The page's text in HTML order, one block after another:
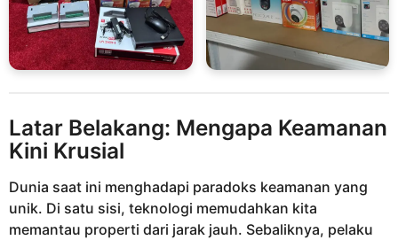
Latar Belakang: Mengapa Keamanan
Kini Krusial
Dunia saat ini menghadapi paradoks keamanan yang
unik. Di satu sisi, teknologi memudahkan kita
memantau properti dari jarak jauh. Sebaliknya, pelaku